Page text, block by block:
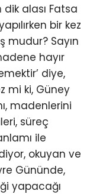
alası Fatsa
bir kez
mudur? Sayın
hayır
diye,
mi ki, Güney
madenlerini
süreç
ile
okuyan ve
Gününde,
yapacağı